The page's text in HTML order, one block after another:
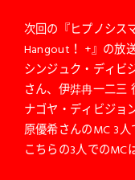
次回の『ヒプノシス
Hangout！ +』の放
シンジュク・ディビ
さん、伊弉冉一二三
ナゴヤ・ディビジョ
原優希さんのMC 3人
こちらの3人でのMC